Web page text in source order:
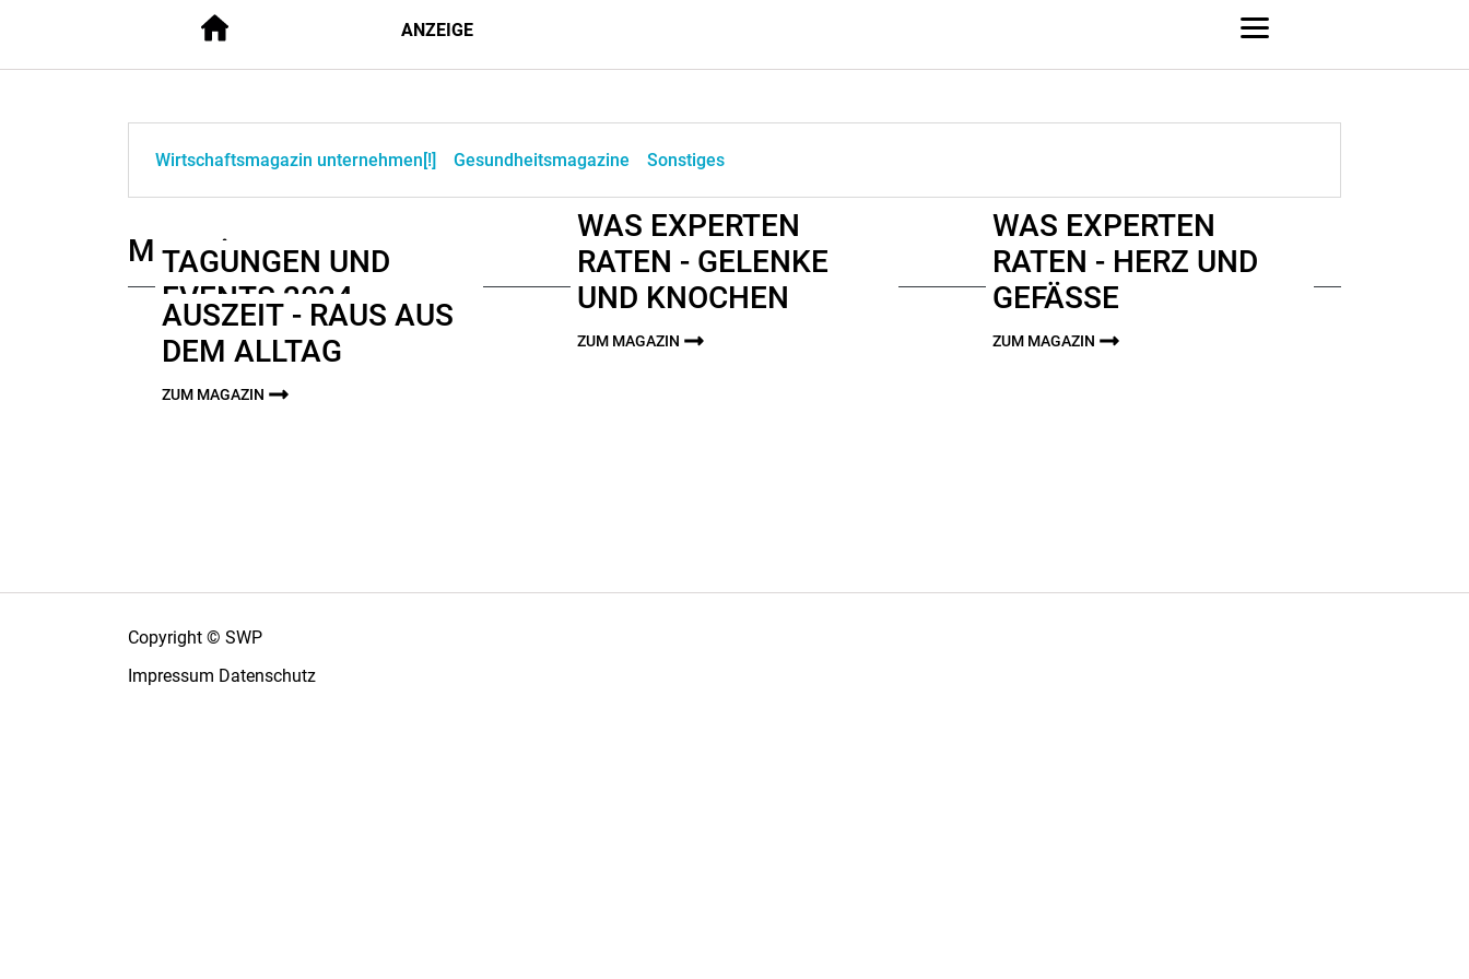
ANZEIGE
Wirtschaftsmagazin unternehmen[!] Gesundheitsmagazine Sonstiges
Magazine
TAGUNGEN UND
EVENTS 2024
ZUM MAGAZIN
WAS EXPERTEN
RATEN - GELENKE
UND KNOCHEN
ZUM MAGAZIN
WAS EXPERTEN
RATEN - HERZ UND
GEFÄSSE
ZUM MAGAZIN
AUSZEIT - RAUS AUS
DEM ALLTAG
ZUM MAGAZIN
Copyright © SWP
Impressum Datenschutz